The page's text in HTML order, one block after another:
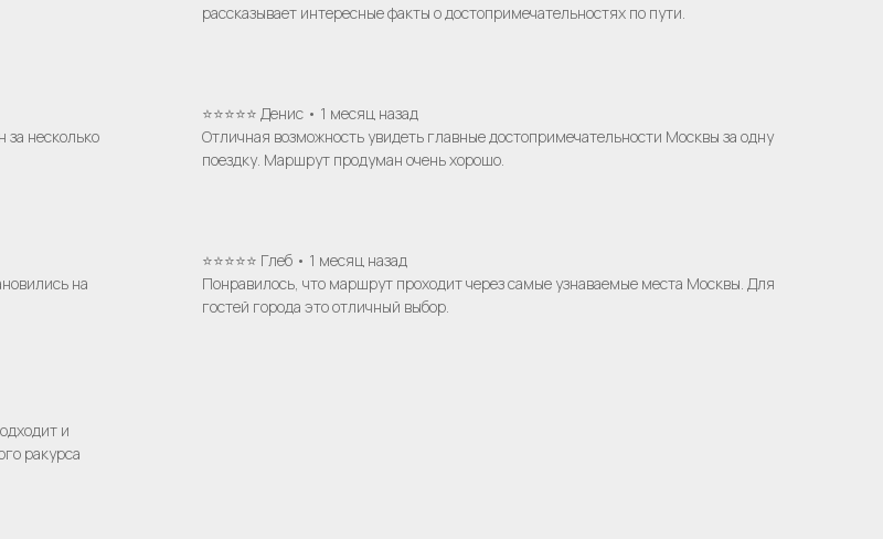
рассказывает интересные факты о достопримечательностях по пути.
несколько
⭐⭐⭐⭐⭐ Денис • 1 месяц назад
Отличная возможность увидеть главные достопримечательности Москвы за одну
поездку. Маршрут продуман очень хорошо.
на
⭐⭐⭐⭐⭐ Глеб • 1 месяц назад
Понравилось, что маршрут проходит через самые узнаваемые места Москвы. Для
гостей города это отличный выбор.
и
ракурса